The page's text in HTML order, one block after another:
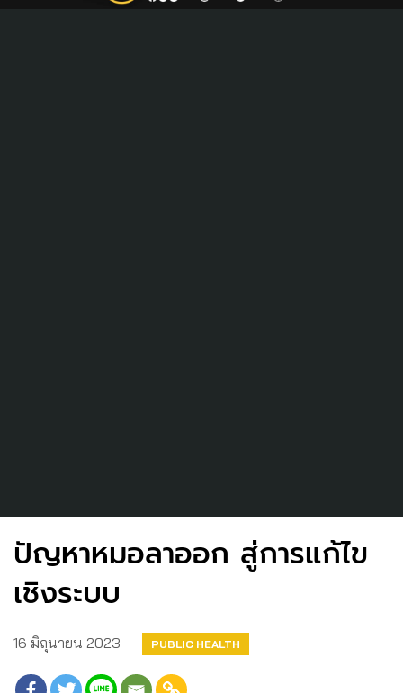
ปัญหาหมอลาออก สู่การแก้ไข
เชิงระบบ
16 มิถุนายน 2023 PUBLIC HEALTH